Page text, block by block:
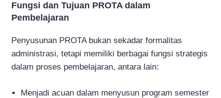
Fungsi dan Tujuan PROTA dalam
Pembelajaran
Penyusunan PROTA bukan sekadar formalitas
administrasi, tetapi memiliki berbagai fungsi strategis
dalam proses pembelajaran, antara lain:
Menjadi acuan dalam menyusun program semester